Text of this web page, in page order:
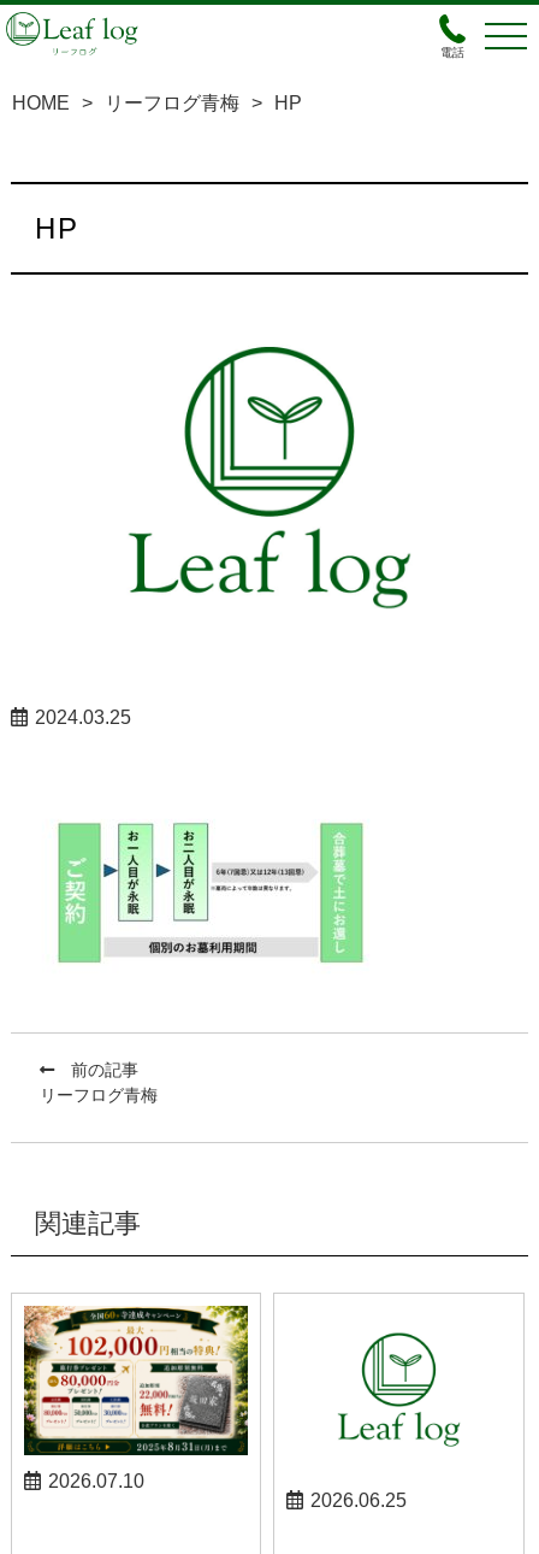
電話
HOME > リーフログ青梅 > HP
HP
2024.03.25
前の記事
リーフログ青梅
関連記事
2026.07.10
2026.06.25